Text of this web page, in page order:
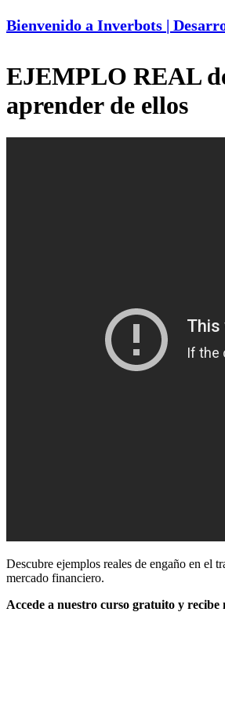
Bienvenido a Inverbots |
EJEMPLO REAL
aprender de ellos
Descubre ejemplos reales de engaño en el
mercado financiero.
Accede a nuestro curso gratuito y